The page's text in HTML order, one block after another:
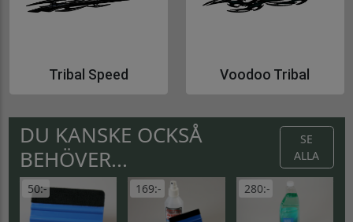
Tribal Speed Voodoo Tribal
DU KANSKE OCKSÅ
BEHÖVER...
SE
ALLA
50:- 169:- 280:-